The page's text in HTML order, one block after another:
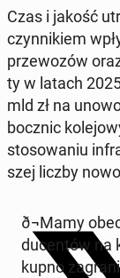
Czas i jakość
czyn­ni­kiem
prze­wo­zów
ty w latach
mld zł na
bocznic
sto­so­wa­niu
szej liczby
ð¬Ma­my
du­cen­tów na
kupno